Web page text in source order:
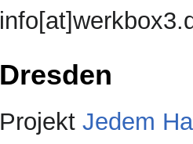
Dresden
Projekt Jedem